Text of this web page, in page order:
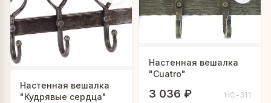
Настенная вешалка
"Кудрявые сердца"
Настенная вешалка
"Cuatro"
3 036 ₽ HC-311